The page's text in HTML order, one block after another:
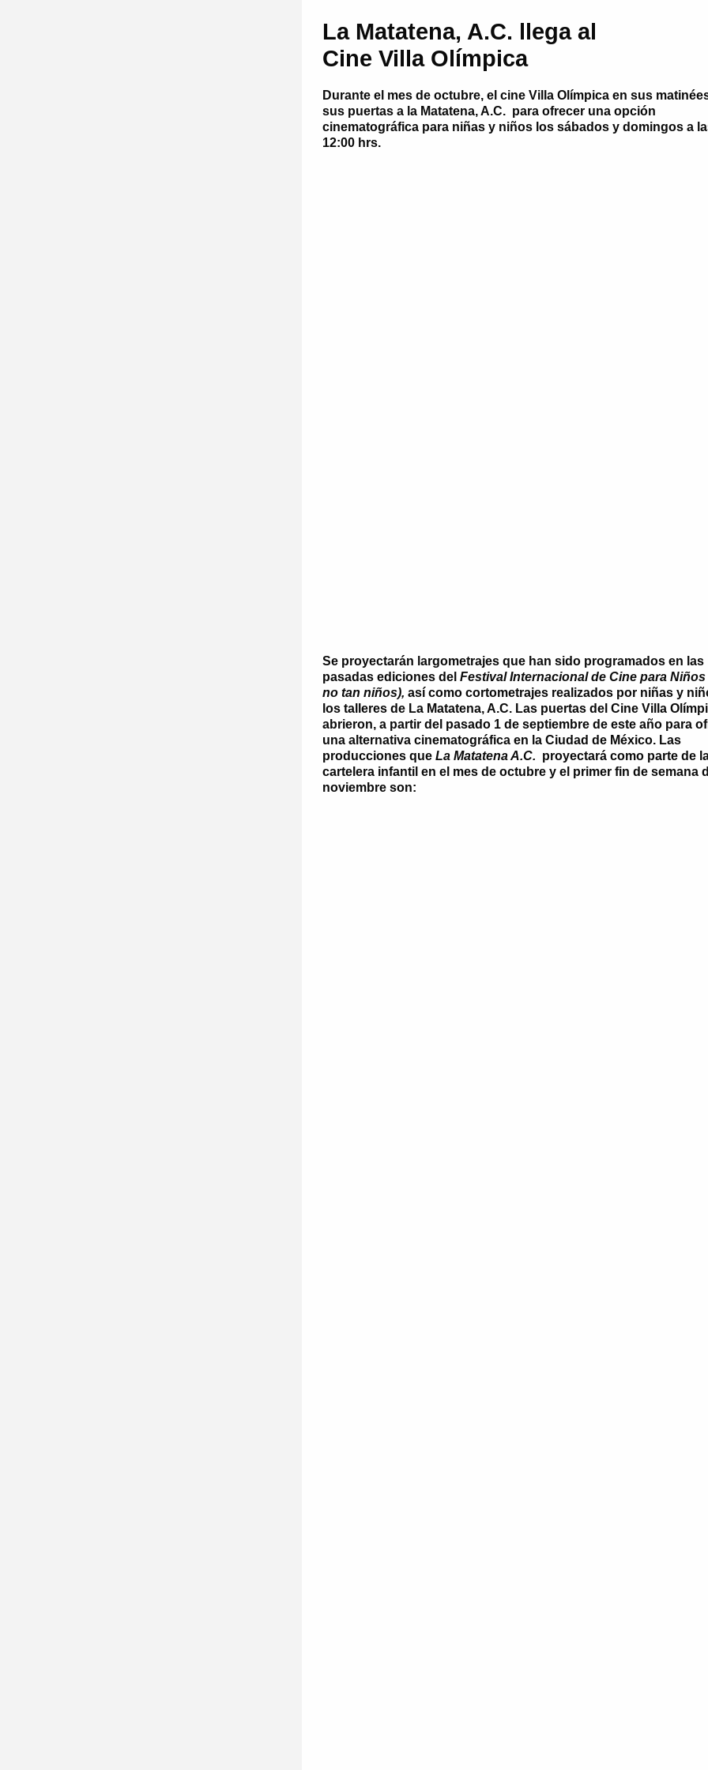
La Matatena, A.C. llega al
Cine Villa Olímpica
Durante el mes de octubre, el cine Villa Olímpica en sus
sus puertas a la Matatena, A.C. para ofrecer una opción
cinematográfica para niñas y niños los sábados y domingos a
12:00 hrs.
Se proyectarán largometrajes que han sido programados en las
pasadas ediciones del Festival Internacional de Cine para
no tan niños), así como cortometrajes realizados por niñas y
los talleres de La Matatena, A.C. Las puertas del Cine Villa
abrieron, a partir del pasado 1 de septiembre de este año para
una alternativa cinematográfica en la Ciudad de México. Las
producciones que La Matatena A.C. proyectará como parte de
cartelera infantil en el mes de octubre y el primer fin de semana
noviembre son: